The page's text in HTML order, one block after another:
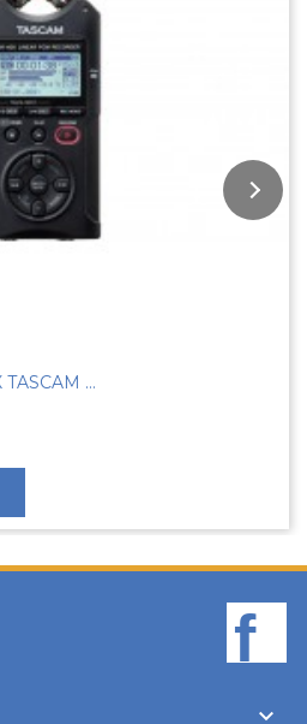
ENREGISTREUR DR40X TASCAM 4 PISTES
